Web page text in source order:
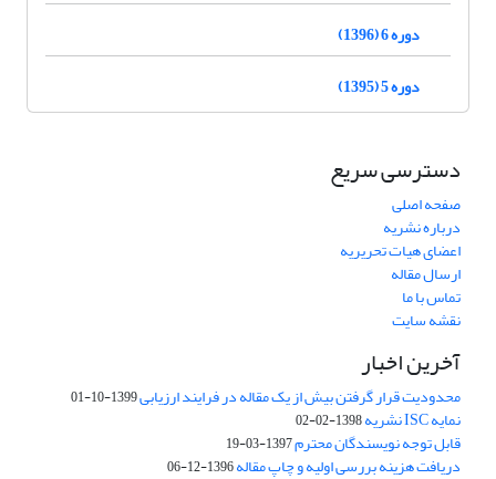
دوره 6 (1396)
دوره 5 (1395)
دسترسی سریع
صفحه اصلی
درباره نشریه
اعضای هیات تحریریه
ارسال مقاله
تماس با ما
نقشه سایت
آخرین اخبار
محدودیت قرار گرفتن بیش از یک مقاله در فرایند ارزیابی1399-10-01
نمایه ISC نشریه 1398-02-02
قابل توجه نویسندگان محترم1397-03-19
دریافت هزینه بررسی اولیه و چاپ مقاله1396-12-06